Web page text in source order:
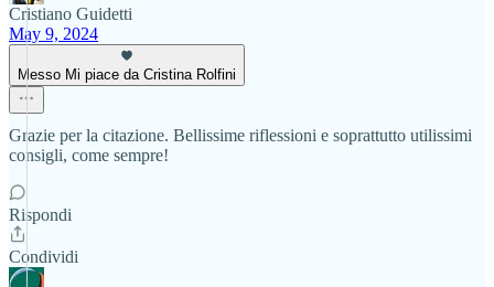
Cristiano Guidetti
May 9, 2024
Messo Mi piace da Cristina Rolfini
Grazie per la citazione. Bellissime riflessioni e soprattutto utilissimi
consigli, come sempre!
Rispondi
Condividi